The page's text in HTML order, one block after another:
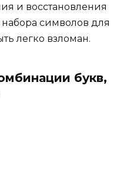
и восстановления
символов для
легко взломан.
букв,